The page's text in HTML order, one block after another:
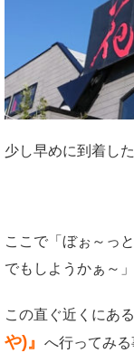
少し早めに到着し
ここで「ぼぉ～っ
でもしようかぁ～
この直ぐ近くにある
や)』 へ行ってみる